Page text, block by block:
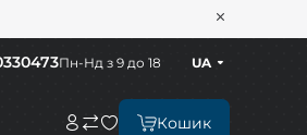
Кошик
Пн-Нд з 9 до 18 UA